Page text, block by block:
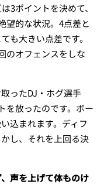
3ポイントを決めて、
望的な状況。4点差と
も大きい点差です。
のオフェンスをしな
ったDJ・ホグ選手
を放ったのです。ボー
込まれます。ディフ
し、それを上回る決
声を上げて体ものけ